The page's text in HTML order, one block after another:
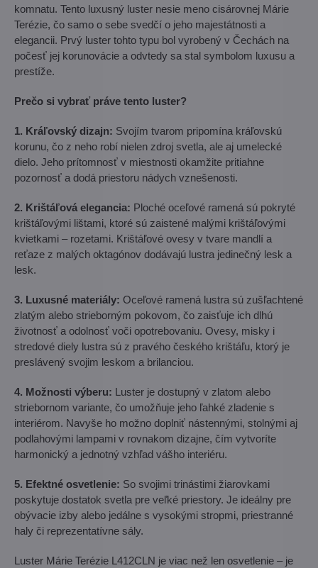
komnatu. Tento luxusný luster nesie meno cisárovnej Márie
Terézie, čo samo o sebe svedčí o jeho majestátnosti a
elegancii. Prvý luster tohto typu bol vyrobený v Čechách na
počesť jej korunovácie a odvtedy sa stal symbolom luxusu a
prestíže.
Prečo si vybrať práve tento luster?
1. Kráľovský dizajn: Svojím tvarom pripomína kráľovskú
korunu, čo z neho robí nielen zdroj svetla, ale aj umelecké
dielo. Jeho prítomnosť v miestnosti okamžite pritiahne
pozornosť a dodá priestoru nádych vznešenosti.
2. Krištáľová elegancia: Ploché oceľové ramená sú pokryté
krištáľovými lištami, ktoré sú zaistené malými krištáľovými
kvietkami – rozetami. Krištáľové ovesy v tvare mandlí a
reťaze z malých oktagónov dodávajú lustra jedinečný lesk a
lesk.
3. Luxusné materiály: Oceľové ramená lustra sú zušľachtené
zlatým alebo strieborným pokovom, čo zaisťuje ich dlhú
životnosť a odolnosť voči opotrebovaniu. Ovesy, misky i
stredové diely lustra sú z pravého českého krištáľu, ktorý je
preslávený svojim leskom a brilanciou.
4. Možnosti výberu: Luster je dostupný v zlatom alebo
striebornom variante, čo umožňuje jeho ľahké zladenie s
interiérom. Navyše ho možno doplniť nástennými, stolnými aj
podlahovými lampami v rovnakom dizajne, čím vytvoríte
harmonický a jednotný vzhľad vášho interiéru.
5. Efektné osvetlenie: So svojimi trinástimi žiarovkami
poskytuje dostatok svetla pre veľké priestory. Je ideálny pre
obývacie izby alebo jedálne s vysokými stropmi, priestranné
haly či reprezentatívne sály.
Luster Márie Terézie L412CLN je viac než len osvetlenie – je